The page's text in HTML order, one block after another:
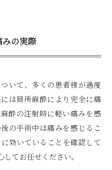
みの実際
いて、多くの患者様が過度
は局所麻酔により完全に痛
酔の注射時に軽い痛みを感
の手術中は痛みを感じるこ
効いていることを確認して
てお任せください。